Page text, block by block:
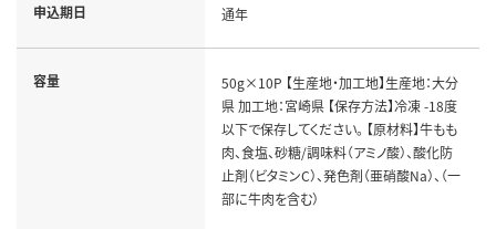
申込期日 通年
容量
50g×10P 【生産地・加工地】生産地：大分
県 加工地：宮崎県 【保存方法】冷凍 -18度
以下で保存してください。 【原材料】牛もも
肉、食塩、砂糖/調味料（アミノ酸）、酸化防
止剤（ビタミンC）、発色剤（亜硝酸Na）、（一
部に牛肉を含む）